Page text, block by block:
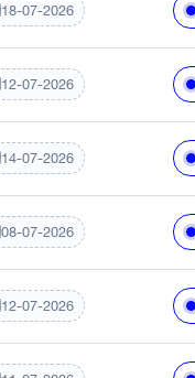
18-07-2026
12-07-2026
14-07-2026
08-07-2026
12-07-2026